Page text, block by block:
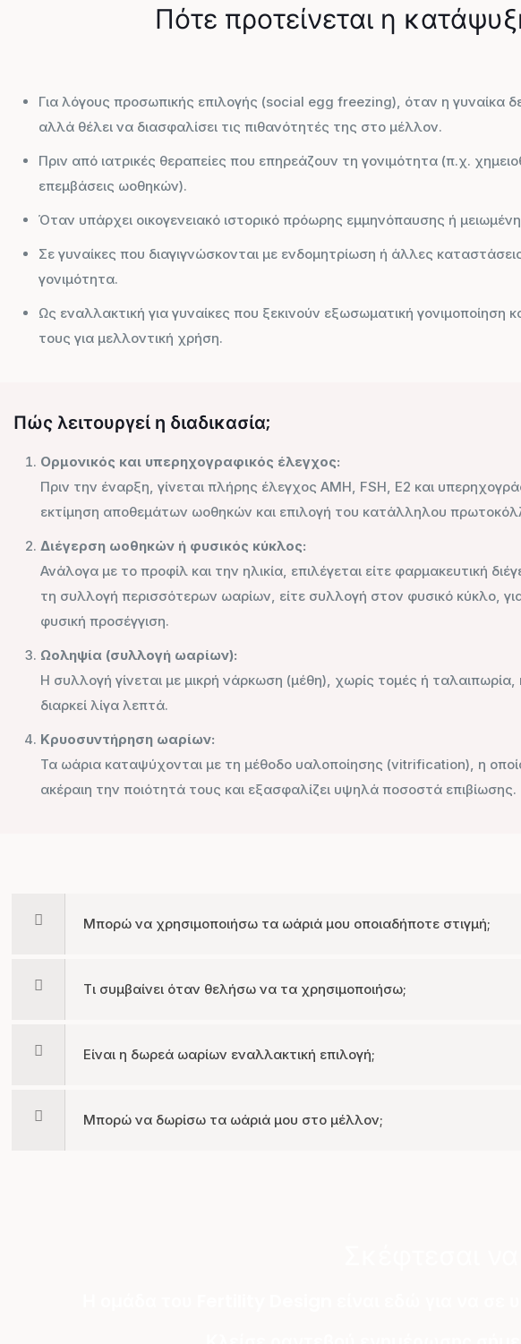
Πότε προτείνεται η
Για λόγους προσωπικής επιλογής (social egg freezing), όταν η γυναίκα
αλλά θέλει να διασφαλίσει τις πιθανότητές της στο μέλλον.
Πριν από ιατρικές θεραπείες που επηρεάζουν τη γονιμότητα (π.χ.
επεμβάσεις ωοθηκών).
Όταν υπάρχει οικογενειακό ιστορικό πρόωρης εμμηνόπαυσης ή
Σε γυναίκες που διαγιγνώσκονται με ενδομητρίωση ή άλλες
γονιμότητα.
Ως εναλλακτική για γυναίκες που ξεκινούν εξωσωματική γονιμοποίηση
τους για μελλοντική χρήση.
Πώς λειτουργεί η διαδικασία;
Ορμονικός και υπερηχογραφικός έλεγχος:
Πριν την έναρξη, γίνεται πλήρης έλεγχος AMH, FSH, E2 και
εκτίμηση αποθεμάτων ωοθηκών και επιλογή του κατάλληλου
Διέγερση ωοθηκών ή φυσικός κύκλος:
Ανάλογα με το προφίλ και την ηλικία, επιλέγεται είτε φαρμακευτική
τη συλλογή περισσότερων ωαρίων, είτε συλλογή στον φυσικό κύκλο,
φυσική προσέγγιση.
Ωοληψία (συλλογή ωαρίων):
Η συλλογή γίνεται με μικρή νάρκωση (μέθη), χωρίς τομές ή ταλαιπωρία,
διαρκεί λίγα λεπτά.
Κρυοσυντήρηση ωαρίων:
Τα ωάρια καταψύχονται με τη μέθοδο υαλοποίησης (vitrification), η
ακέραιη την ποιότητά τους και εξασφαλίζει υψηλά ποσοστά επιβίωσης.
Μπορώ να χρησιμοποιήσω τα ωάριά μου οποιαδήποτε στιγμή;
Τι συμβαίνει όταν θελήσω να τα χρησιμοποιήσω;
Είναι η δωρεά ωαρίων εναλλακτική επιλογή;
Μπορώ να δωρίσω τα ωάριά μου στο μέλλον;